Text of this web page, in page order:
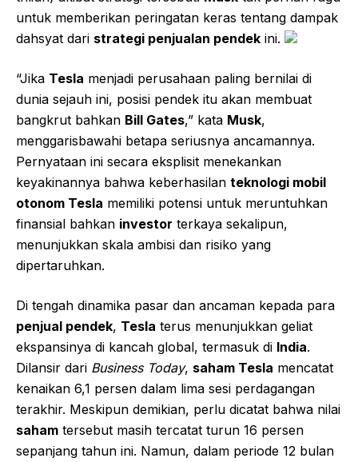
untuk memberikan peringatan keras tentang dampak
dahsyat dari strategi penjualan pendek ini.
“Jika Tesla menjadi perusahaan paling bernilai di
dunia sejauh ini, posisi pendek itu akan membuat
bangkrut bahkan Bill Gates,” kata Musk,
menggarisbawahi betapa seriusnya ancamannya.
Pernyataan ini secara eksplisit menekankan
keyakinannya bahwa keberhasilan teknologi mobil
otonom Tesla memiliki potensi untuk meruntuhkan
finansial bahkan investor terkaya sekalipun,
menunjukkan skala ambisi dan risiko yang
dipertaruhkan.
Di tengah dinamika pasar dan ancaman kepada para
penjual pendek, Tesla terus menunjukkan geliat
ekspansinya di kancah global, termasuk di India.
Dilansir dari Business Today, saham Tesla mencatat
kenaikan 6,1 persen dalam lima sesi perdagangan
terakhir. Meskipun demikian, perlu dicatat bahwa nilai
saham tersebut masih tercatat turun 16 persen
sepanjang tahun ini. Namun, dalam periode 12 bulan